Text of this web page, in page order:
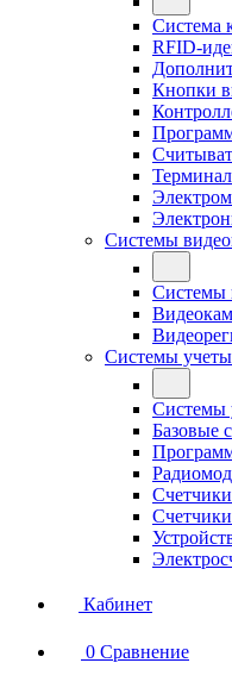
Система
RFID-
Кнопки
Системы
Системы
Системы учеты
Системы
Базовые
Кабинет
0 Сравнение